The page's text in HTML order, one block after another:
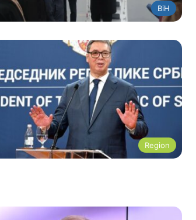
BiH
Region